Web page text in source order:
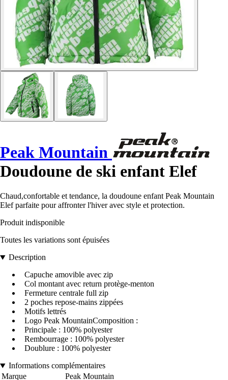
Peak Mountain
Doudoune de ski enfant Elef
Chaud,confortable et tendance, la doudoune enfant Peak Mountain
Elef parfaite pour affronter l'hiver avec style et protection.
Produit indisponible
Toutes les variations sont épuisées
Description
Capuche amovible avec zip
Col montant avec return protège-menton
Fermeture centrale full zip
2 poches repose-mains zippées
Motifs lettrés
Logo Peak MountainComposition :
Principale : 100% polyester
Rembourrage : 100% polyester
Doublure : 100% polyester
Informations complémentaires
Marque
Peak Mountain